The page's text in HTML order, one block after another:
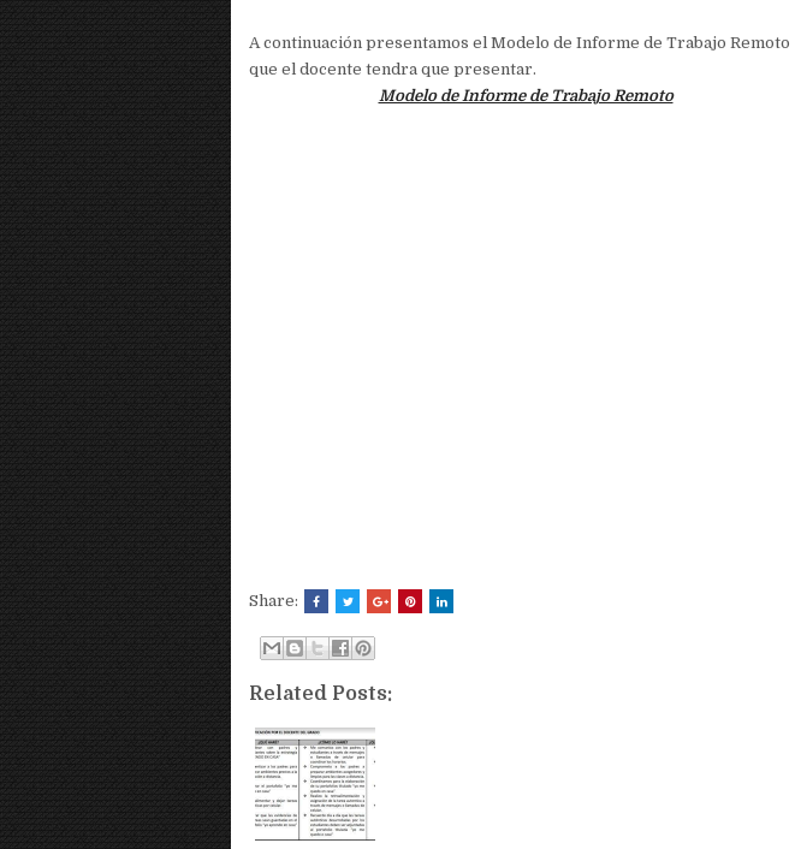
A continuación presentamos el Modelo de Informe de Trabajo Remoto
que el docente tendra que presentar.
Modelo de Informe de Trabajo Remoto
Share:
Related Posts: